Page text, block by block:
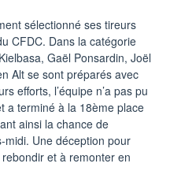
sélectionné ses tireurs
CFDC. Dans la catégorie
Gaël Ponsardin, Joël
Alt se sont préparés avec
efforts, l’équipe n’a pas pu
a terminé à la 18ème place
ainsi la chance de
midi. Une déception pour
et à remonter en